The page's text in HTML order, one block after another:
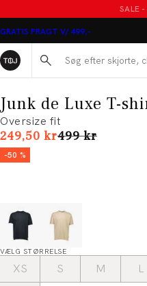
SALE -
GRATIS FRAGT V/ 499,-
Søg her...
Junk de Luxe T-
Oversize fit
249,50 krI alt (uden
499 kr
-50 %
VÆLG STØRRELSE
XS S M L